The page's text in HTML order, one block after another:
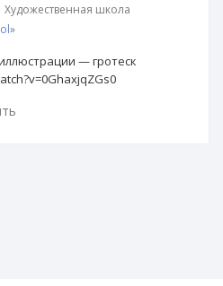
Художественная школа
»
— гротеск